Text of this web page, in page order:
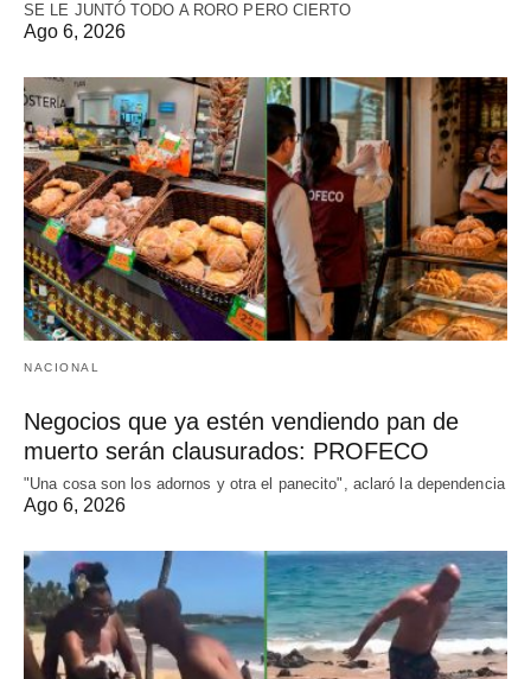
SE LE JUNTÓ TODO A RORO PERO CIERTO
Ago 6, 2026
NACIONAL
Negocios que ya estén vendiendo pan de
muerto serán clausurados: PROFECO
"Una cosa son los adornos y otra el panecito", aclaró la dependencia
Ago 6, 2026